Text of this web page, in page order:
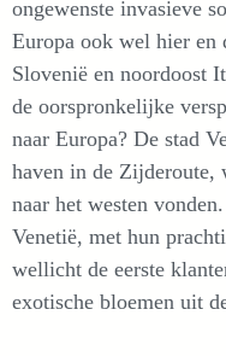
ongewenste invasieve
Europa ook wel hier
Slovenië en noordoost
de oorspronkelijke
naar Europa? De stad
haven in de Zijderoute,
naar het westen
Venetië, met hun
wellicht de eerste
exotische bloemen uit